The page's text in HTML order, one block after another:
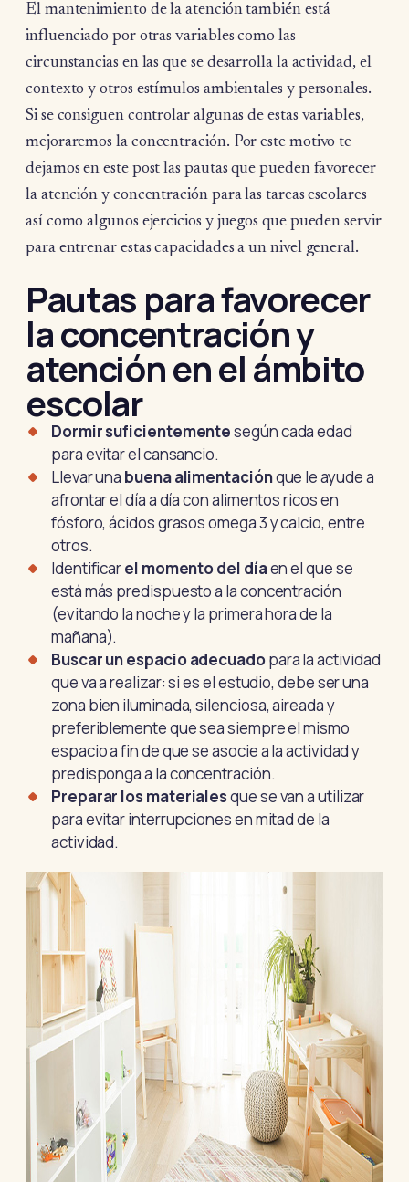
El mantenimiento de la atención también está
influenciado por otras variables como las
circunstancias en las que se desarrolla la actividad, el
contexto y otros estímulos ambientales y personales.
Si se consiguen controlar algunas de estas variables,
mejoraremos la concentración. Por este motivo te
dejamos en este post las pautas que pueden favorecer
la atención y concentración para las tareas escolares
así como algunos ejercicios y juegos que pueden servir
para entrenar estas capacidades a un nivel general.
Pautas para favorecer
la concentración y
atención en el ámbito
escolar
Dormir suficientementesegún cada edad
para evitar el cansancio.
Llevar una buena alimentaciónque le ayude a
afrontar el día a día con alimentos ricos en
fósforo, ácidos grasos omega 3 y calcio, entre
otros.
Identificarel momento del díaen el que se
está más predispuesto a la concentración
(evitando la noche y la primera hora de la
mañana).
Buscar un espacio adecuadopara la actividad
que va a realizar: si es el estudio, debe ser una
zona bien iluminada, silenciosa, aireada y
preferiblemente que sea siempre el mismo
espacio a fin de que se asocie a la actividad y
predisponga a la concentración.
Preparar los materialesque se van a utilizar
para evitar interrupciones en mitad de la
actividad.